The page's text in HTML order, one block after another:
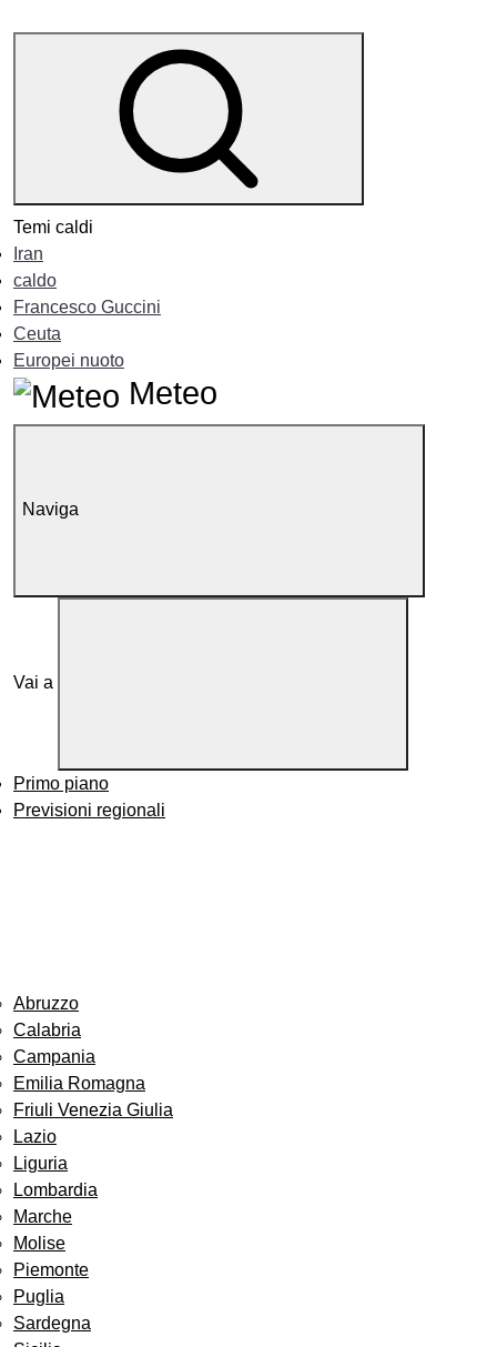
Temi caldi
Iran
caldo
Francesco Guccini
Ceuta
Europei nuoto
Meteo
Naviga
Vai a
Primo piano
Previsioni regionali
Abruzzo
Calabria
Campania
Emilia Romagna
Friuli Venezia Giulia
Lazio
Liguria
Lombardia
Marche
Molise
Piemonte
Puglia
Sardegna